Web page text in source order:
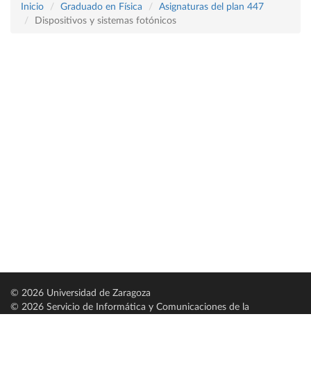
Inicio Graduado en Física
Asignaturas del plan 447
Dispositivos y sistemas fotónicos
© 2026 Universidad de Zaragoza
© 2026 Servicio de Informática y Comunicaciones de la